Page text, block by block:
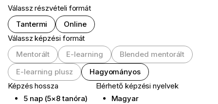
Válassz részvételi formát
Tantermi
Online
Válassz képzési formát
Mentorált
E-learning
Blended mentorált
E-learning plusz
Hagyományos
Képzés hossza
5 nap (5×8 tanóra)
Elérhető képzési nyelvek
Magyar